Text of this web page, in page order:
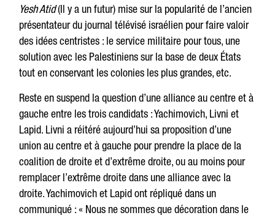
Yesh Atid(Il y a un futur) mise sur la popularité de l’ancien
présentateur du journal télévisé israélien pour faire valoir
des idées centristes : le service militaire pour tous, une
solution avec les Palestiniens sur la base de deux États
tout en conservant les colonies les plus grandes, etc.
Reste en suspend la question d’une alliance au centre et à
gauche entre les trois candidats : Yachimovich, Livni et
Lapid. Livni a réitéré aujourd’hui sa proposition d’une
union au centre et à gauche pour prendre la place de la
coalition de droite et d’extrême droite, ou au moins pour
remplacer l’extrême droite dans une alliance avec la
droite. Yachimovich et Lapid ont répliqué dans un
communiqué : « Nous ne sommes que décoration dans le